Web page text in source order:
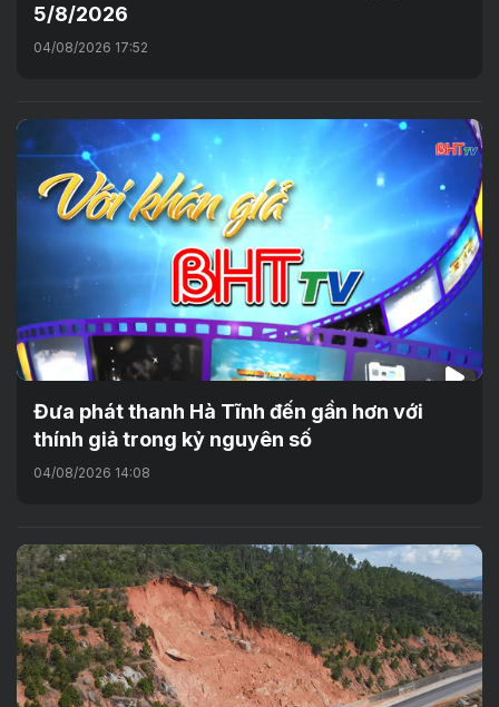
5/8/2026
04/08/2026 17:52
Đưa phát thanh Hà Tĩnh đến gần hơn với
thính giả trong kỷ nguyên số
04/08/2026 14:08